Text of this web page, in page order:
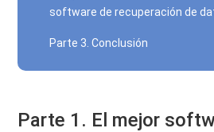
software de recuperación de
Parte 3. Conclusión
Parte 1. El mejor